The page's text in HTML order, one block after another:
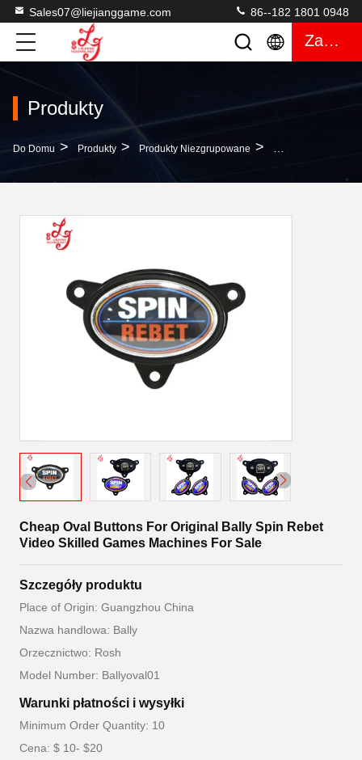
Sales07@liejianggame.com 86--182 1801 0948
Zacytować
Produkty
Do Domu > Produkty > Produkty Niezgrupowane > Cheap Oval
Cheap Oval Buttons For Original Bally Spin Rebet
Video Skilled Games Machines For Sale
Szczegóły produktu
Place of Origin: Guangzhou China
Nazwa handlowa: Bally
Orzecznictwo: Rosh
Model Number: Ballyoval01
Warunki płatności i wysyłki
Minimum Order Quantity: 10
Cena: $ 10- $20